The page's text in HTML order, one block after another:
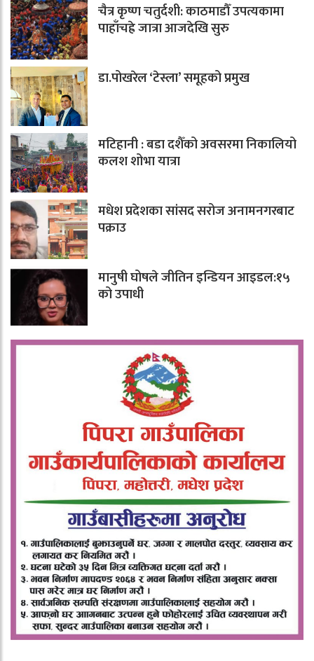
चैत्र कृष्ण चतुर्दशी: काठमाडौँ उपत्यकामा
पाहाँचह्रे जात्रा आजदेखि सुरु
डा.पोखरेल ‘टेस्ला’ समूहको प्रमुख
मटिहानी : बडा दशैँको अवसरमा निकालियो
कलश शोभा यात्रा
मधेश प्रदेशका सांसद सरोज अनामनगरबाट
पक्राउ
मानुषी घोषले जीतिन इन्डियन आइडल:१५
को उपाधी